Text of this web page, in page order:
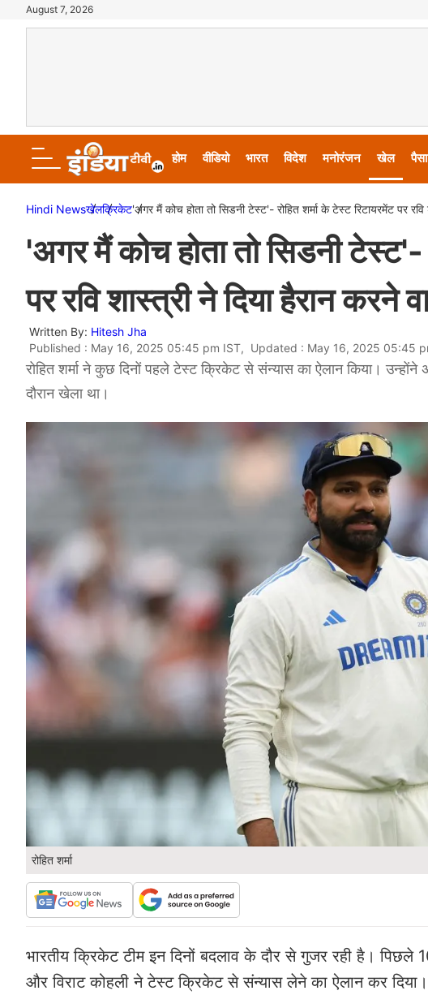
August 7, 2026
होम वीडियो भारत विदेश मनोरंजन खेल पैसा
Hindi Newsखेलक्रिकेट'अगर मैं कोच होता तो सिडनी टेस्ट'- रोहित शर्मा के टेस्ट रिटायरमेंट पर रवि
'अगर मैं कोच होता तो सिडनी टेस्ट'-
पर रवि शास्त्री ने दिया हैरान करने
Written By: Hitesh Jha
Published : May 16, 2025 05:45 pm IST, Updated : May 16, 2025 05:45
रोहित शर्मा ने कुछ दिनों पहले टेस्ट क्रिकेट से संन्यास का ऐलान किया।
दौरान खेला था।
रोहित शर्मा
भारतीय क्रिकेट टीम इन दिनों बदलाव के दौर से गुजर रही है। पिछले
और विराट कोहली ने टेस्ट क्रिकेट से संन्यास लेने का ऐलान कर